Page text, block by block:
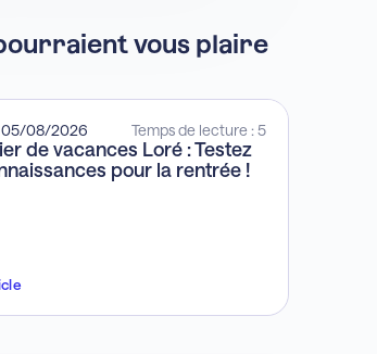
vous plaire
05/08/2026 Temps de lecture : 5
de vacances Loré : Testez
pour la rentrée !